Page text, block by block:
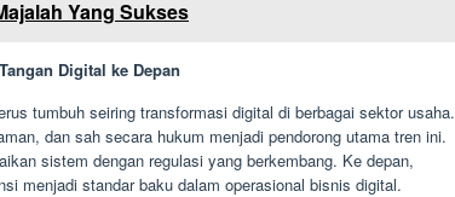
Yang Sukses
Digital ke Depan
tumbuh seiring transformasi digital di berbagai sektor usaha.
dan sah secara hukum menjadi pendorong utama tren ini.
sistem dengan regulasi yang berkembang. Ke depan,
menjadi standar baku dalam operasional bisnis digital.